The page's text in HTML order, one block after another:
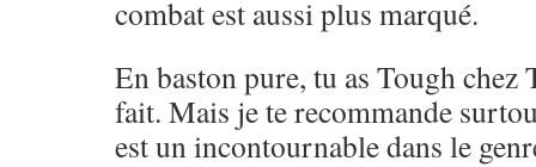
combat est aussi plus marqué.
En baston pure, tu as Tough chez
fait. Mais je te recommande
est un incontournable dans le